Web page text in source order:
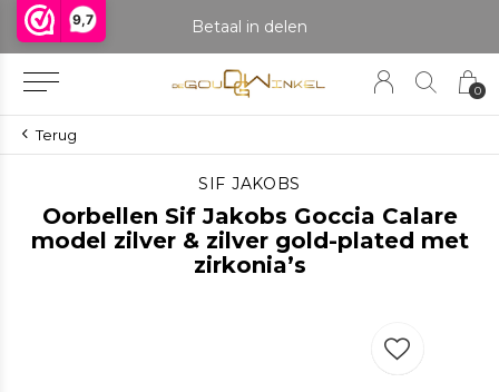
9,7
0
Betaal in delen
Terug
SIF JAKOBS
Oorbellen Sif Jakobs Goccia Calare
model zilver & zilver gold-plated met
zirkonia’s